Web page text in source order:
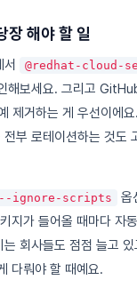
장 해야 할 일
@redhat-cloud-
해보세요. 그리고
제거하는 게 우선이에
부 로테이션하는 것도
ignore-scripts
옵
지가 들어올 때마다 자
는 회사들도 점점 늘고
다뤄야 할 때예요.